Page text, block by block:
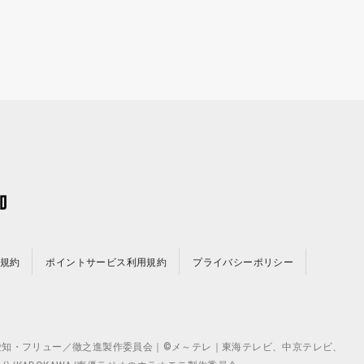
約 ポイントサービス利用規約 プライバシーポリシー
フリュー／徹之進製作委員会｜©メ～テレ｜東海テレビ、中京テレビ、